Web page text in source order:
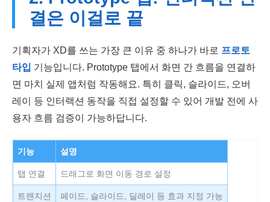
결은 이걸로 끝
기획자가 XD를 쓰는 가장 큰 이유 중 하나가 바로 프로토
타입 기능입니다. Prototype 탭에서 화면 간 흐름을 연결하
면 마치 실제 앱처럼 작동해요. 특히 클릭, 슬라이드, 오버
레이 등 인터랙션 동작을 직접 설정할 수 있어 개발 전에 사
용자 흐름 검증이 가능하답니다.
기능 설명
탭 연결 드래그로 화면 이동 경로 설정
트랜지션 페이드, 슬라이드, 딜레이 등 효과 지정 가능